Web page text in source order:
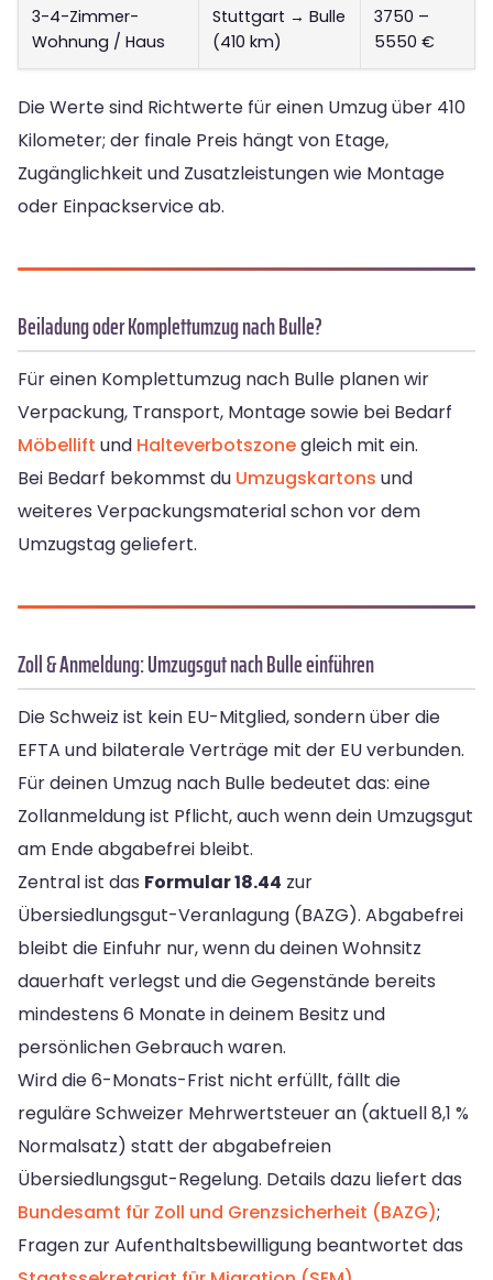
3-4-Zimmer-
Wohnung / Haus
Stuttgart → Bulle
(410 km)
3750 –
5550 €
Die Werte sind Richtwerte für einen Umzug über 410
Kilometer; der finale Preis hängt von Etage,
Zugänglichkeit und Zusatzleistungen wie Montage
oder Einpackservice ab.
Beiladung oder Komplettumzug nach Bulle?
Für einen Komplettumzug nach Bulle planen wir
Verpackung, Transport, Montage sowie bei Bedarf
Möbellift und Halteverbotszonegleich mit ein.
Bei Bedarf bekommst du Umzugskartons und
weiteres Verpackungsmaterial schon vor dem
Umzugstag geliefert.
Zoll & Anmeldung: Umzugsgut nach Bulle einführen
Die Schweiz ist kein EU-Mitglied, sondern über die
EFTA und bilaterale Verträge mit der EU verbunden.
Für deinen Umzug nach Bulle bedeutet das: eine
Zollanmeldung ist Pflicht, auch wenn dein Umzugsgut
am Ende abgabefrei bleibt.
Zentral ist das Formular 18.44 zur
Übersiedlungsgut-Veranlagung (BAZG). Abgabefrei
bleibt die Einfuhr nur, wenn du deinen Wohnsitz
dauerhaft verlegst und die Gegenstände bereits
mindestens 6 Monate in deinem Besitz und
persönlichen Gebrauch waren.
Wird die 6-Monats-Frist nicht erfüllt, fällt die
reguläre Schweizer Mehrwertsteuer an (aktuell 8,1 %
Normalsatz) statt der abgabefreien
Übersiedlungsgut-Regelung. Details dazu liefert das
Bundesamt für Zoll und Grenzsicherheit (BAZG);
Fragen zur Aufenthaltsbewilligung beantwortet das